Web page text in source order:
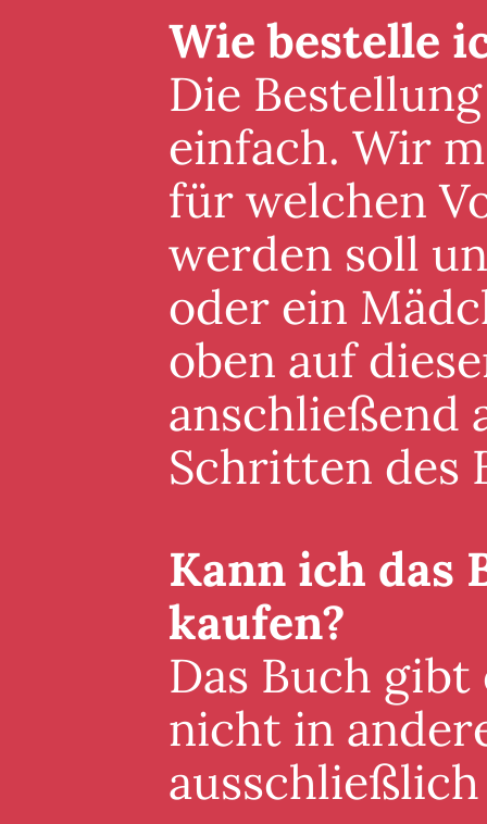
Wie bestelle
Die
einfach. Wir
für welchen
werden soll
oder ein
oben auf
anschließend
Schritten des
Kann ich das
kaufen?
Das Buch
nicht in